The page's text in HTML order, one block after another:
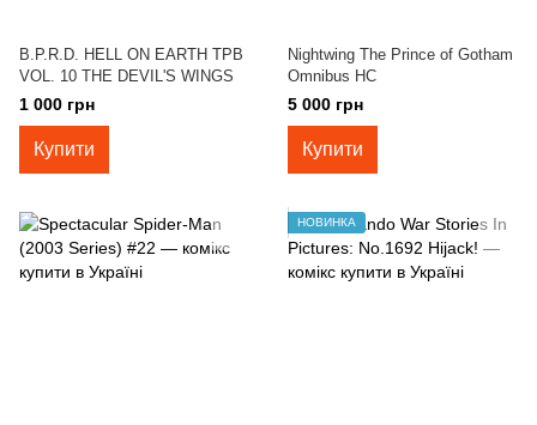
B.P.R.D. HELL ON EARTH TPB
VOL. 10 THE DEVIL'S WINGS
1 000 грн
Купити
Nightwing The Prince of Gotham
Omnibus HC
5 000 грн
Купити
НОВИНКА